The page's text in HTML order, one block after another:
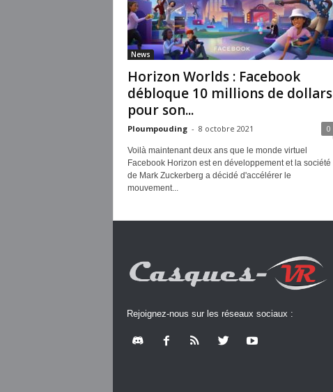
News
Horizon Worlds : Facebook
débloque 10 millions de dollars
pour son...
Ploumpouding - 8 octobre 2021 0
Voilà maintenant deux ans que le monde virtuel
Facebook Horizon est en développement et la société
de Mark Zuckerberg a décidé d'accélérer le
mouvement...
Rejoignez-nous sur les réseaux sociaux :